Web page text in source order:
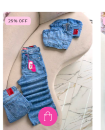
26% OFF